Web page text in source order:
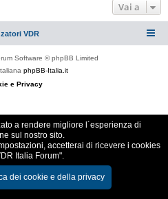
Vai a
VDR
Software © phpBB Limited
phpBB-Italia.it
e Privacy
a rendere migliore l´esperienza di
sul nostro sito.
accetterai di ricevere i cookies
Italia Forum".
dei cookie e della privacy